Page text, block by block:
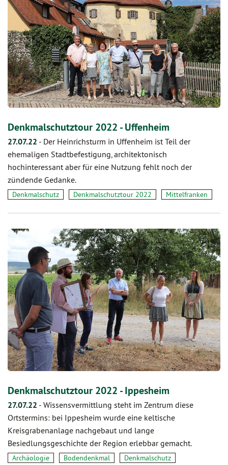
Denkmalschutztour 2022 - Uffenheim
27.07.22 - Der Heinrichsturm in Uffenheim ist Teil der
ehemaligen Stadtbefestigung, architektonisch
hochinteressant aber für eine Nutzung fehlt noch der
zündende Gedanke.
Denkmalschutz Denkmalschutztour 2022 Mittelfranken
Denkmalschutztour 2022 - Ippesheim
27.07.22 - Wissensvermittlung steht im Zentrum diese
Ortstermins: bei Ippesheim wurde eine keltische
Kreisgrabenanlage nachgebaut und lange
Besiedlungsgeschichte der Region erlebbar gemacht.
Archäologie Bodendenkmal
Denkmalschutz